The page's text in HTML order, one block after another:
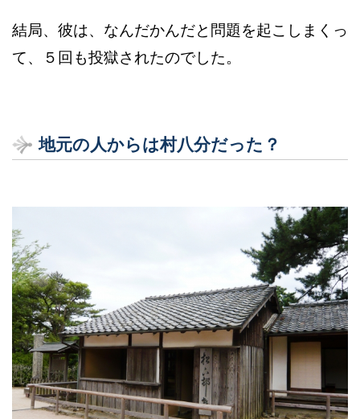
結局、彼は、なんだかんだと問題を起こしまくっ
て、５回も投獄されたのでした。
地元の人からは村八分だった？